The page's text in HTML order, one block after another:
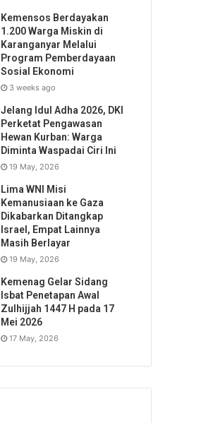
Kemensos Berdayakan
1.200 Warga Miskin di
Karanganyar Melalui
Program Pemberdayaan
Sosial Ekonomi
3 weeks ago
Jelang Idul Adha 2026, DKI
Perketat Pengawasan
Hewan Kurban: Warga
Diminta Waspadai Ciri Ini
19 May, 2026
Lima WNI Misi
Kemanusiaan ke Gaza
Dikabarkan Ditangkap
Israel, Empat Lainnya
Masih Berlayar
19 May, 2026
Kemenag Gelar Sidang
Isbat Penetapan Awal
Zulhijjah 1447 H pada 17
Mei 2026
17 May, 2026